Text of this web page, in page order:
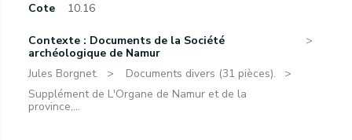
Cote 10.16
Contexte : Documents de la Société
archéologique de Namur
Jules Borgnet.
Documents divers (31 pièces).
Supplément de L'Organe de Namur et de la
province,...